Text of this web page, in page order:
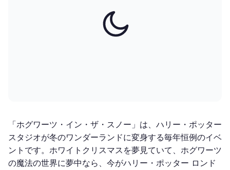
「ホグワーツ・イン・ザ・スノー」は、ハリー・ポッター
スタジオが冬のワンダーランドに変身する毎年恒例のイベ
ントです。ホワイトクリスマスを夢見ていて、ホグワーツ
の魔法の世界に夢中なら、今がハリー・ポッター ロンド